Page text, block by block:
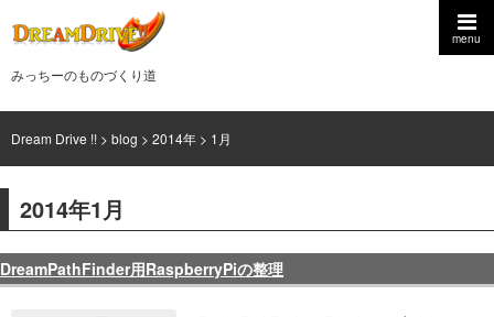
menu
みっちーのものづくり道
Dream Drive !! > blog > 2014年 > 1月
2014年1月
DreamPathFinder用RaspberryPiの整理